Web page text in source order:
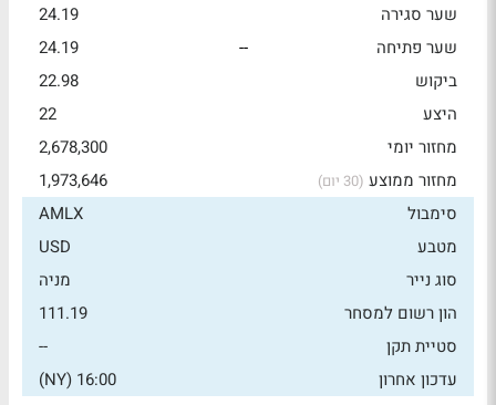
שער סגירה
24.19
שער פתיחה
--
24.19
ביקוש
22.98
היצע
22
מחזור יומי
2,678,300
מחזור ממוצע (30 יום)
1,973,646
סימבול
AMLX
מטבע
USD
סוג נייר
מניה
הון רשום למסחר
111.19
סטיית תקן
--
עדכון אחרון
16:00 (NY)